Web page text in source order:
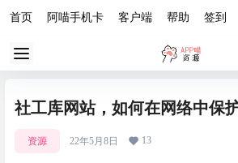
首页 阿喵手机卡 客户端 帮助 签到
社工库网站，如何在网络中保
资源 22年5月8日 13